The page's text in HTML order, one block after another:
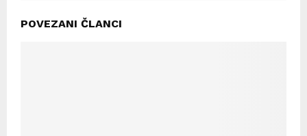
POVEZANI ČLANCI